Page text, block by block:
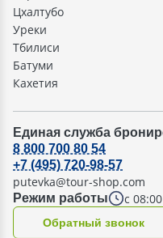
Цхалтубо
Уреки
Тбилиси
Батуми
Кахетия
Единая служба
Режим работы с
8 800 700 80 54
+7 (495) 720-98-57
putevka@tour-shop.com
Oбратный звонок